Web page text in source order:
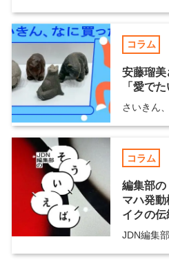
コラム
安藤瑠美
「愛で
さいきん
コラム
編集部
マハ発
イクの伝
JDN編集